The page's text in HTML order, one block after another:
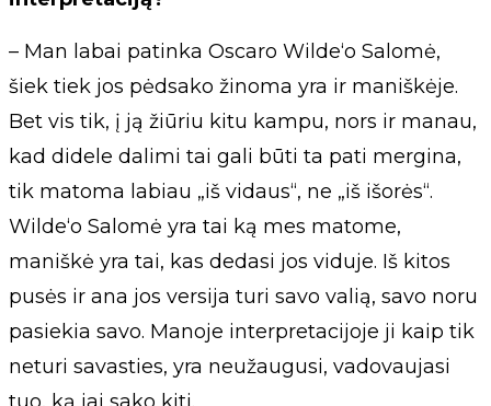
– Man labai patinka Oscaro Wilde‘o Salomė,
šiek tiek jos pėdsako žinoma yra ir maniškėje.
Bet vis tik, į ją žiūriu kitu kampu, nors ir manau,
kad didele dalimi tai gali būti ta pati mergina,
tik matoma labiau „iš vidaus“, ne „iš išorės“.
Wilde‘o Salomė yra tai ką mes matome,
maniškė yra tai, kas dedasi jos viduje. Iš kitos
pusės ir ana jos versija turi savo valią, savo noru
pasiekia savo. Manoje interpretacijoje ji kaip tik
neturi savasties, yra neužaugusi, vadovaujasi